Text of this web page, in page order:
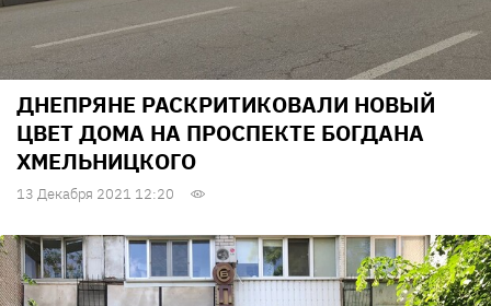
ДНЕПРЯНЕ РАСКРИТИКОВАЛИ НОВЫЙ
ЦВЕТ ДОМА НА ПРОСПЕКТЕ БОГДАНА
ХМЕЛЬНИЦКОГО
13 Декабря 2021 12:20